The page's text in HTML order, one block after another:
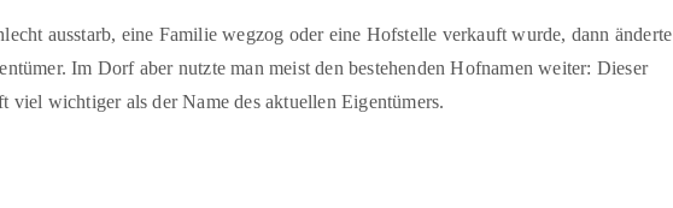
ausstarb, eine Familie wegzog oder eine Hofstelle verkauft wurde, dann änderte
Im Dorf aber nutzte man meist den bestehenden Hofnamen weiter: Dieser
viel wichtiger als der Name des aktuellen Eigentümers.